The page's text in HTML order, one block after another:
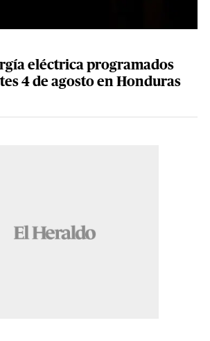
eléctrica programados
4 de agosto en Honduras